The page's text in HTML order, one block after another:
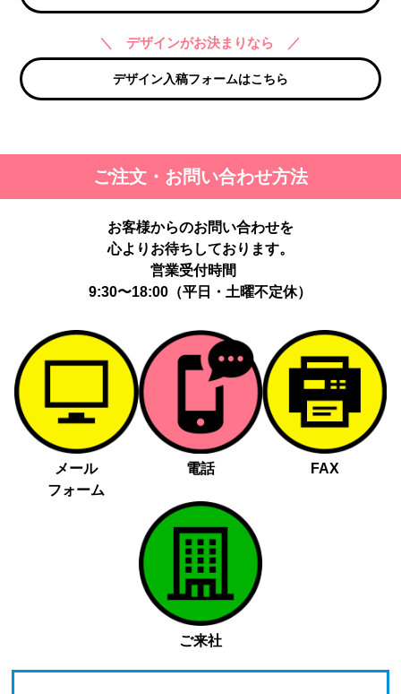
＼ デザインがお決まりなら ／
デザイン入稿フォームはこちら
ご注文・お問い合わせ方法
お客様からのお問い合わせを
心よりお待ちしております。
営業受付時間
9:30〜18:00（平日・土曜不定休）
メール
フォーム
電話 FAX
ご来社